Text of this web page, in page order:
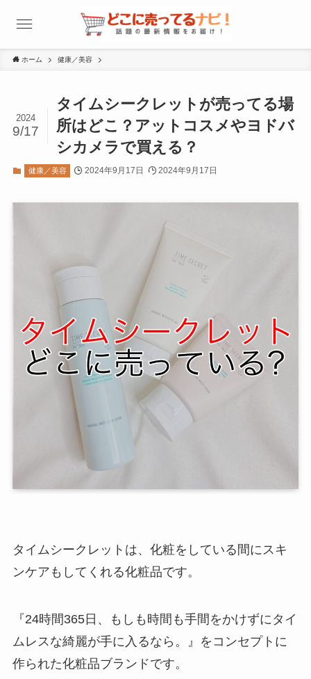
ホーム 健康／美容
タイムシークレットが売ってる場
所はどこ？アットコスメやヨドバ
シカメラで買える？
2024
9/17
健康／美容 2024年9月17日 2024年9月17日
タイムシークレットは、化粧をしている間にスキ
ンケアもしてくれる化粧品です。
『24時間365日、もしも時間も手間をかけずにタイ
ムレスな綺麗が手に入るなら。』をコンセプトに
作られた化粧品ブランドです。